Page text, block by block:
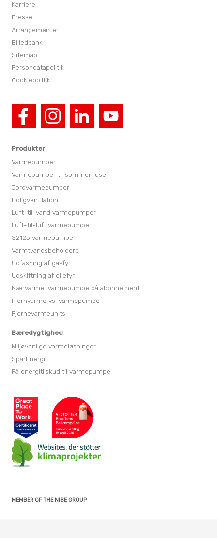
Produkter
Varmepumper
Varmepumper til sommerhuse
Jordvarmepumper
Boligventilation
Luft-til-vand varmepumper
Luft-til-luft varmepumpe
S2125 varmepumpe
Varmtvandsbeholdere
Udfasning af gasfyr
Udskiftning af oliefyr
Nærvarme: Varmepumpe på abonnement
Fjernvarme vs. varmepumpe
Fjernevarmeunits
Bæredygtighed
Miljøvenlige varmeløsninger
SparEnergi
Få energitilskud til varmepumpe
Karriere
Presse
Arrangementer
Billedbank
Sitemap
Persondatapolitik
Cookiepolitik
MEMBER OF THE NIBE GROUP